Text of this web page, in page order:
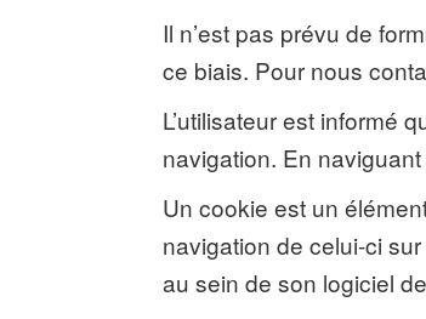
Il n’est pas prévu de
ce biais. Pour nous
L’utilisateur est informé
navigation. En
Un cookie est un
navigation de celui-ci
au sein de son logiciel